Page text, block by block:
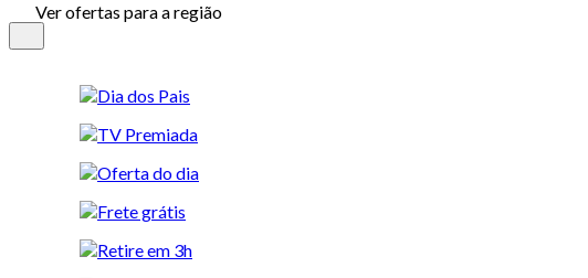
Ver ofertas para a região